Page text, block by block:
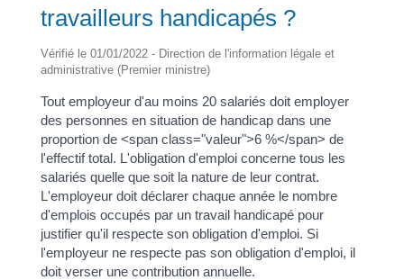
travailleurs handicapés ?
Vérifié le 01/01/2022 - Direction de l'information légale et
administrative (Premier ministre)
Tout employeur d'au moins 20 salariés doit employer
des personnes en situation de handicap dans une
proportion de <span class="valeur">6 %</span> de
l'effectif total. L'obligation d'emploi concerne tous les
salariés quelle que soit la nature de leur contrat.
L'employeur doit déclarer chaque année le nombre
d'emplois occupés par un travail handicapé pour
justifier qu'il respecte son obligation d'emploi. Si
l'employeur ne respecte pas son obligation d'emploi, il
doit verser une contribution annuelle.